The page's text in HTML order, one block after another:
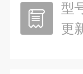
型
更